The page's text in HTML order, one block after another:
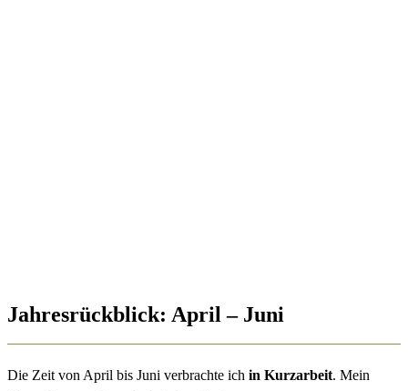
Jahresrückblick: April – Juni
Die Zeit von April bis Juni verbrachte ich in Kurzarbeit. Mein